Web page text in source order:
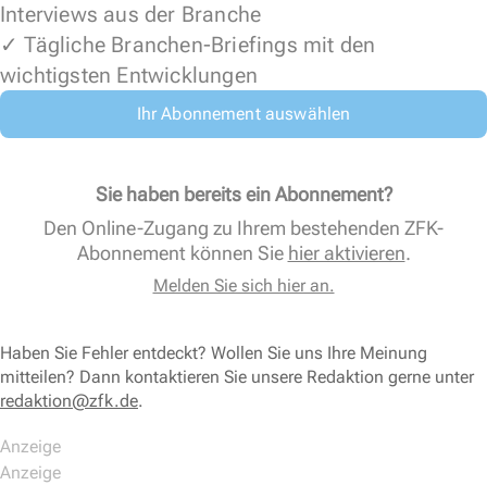
Interviews aus der Branche
✓ Tägliche Branchen-Briefings mit den
wichtigsten Entwicklungen
Ihr Abonnement auswählen
Sie haben bereits ein Abonnement?
Den Online-Zugang zu Ihrem bestehenden ZFK-
Abonnement können Sie hier aktivieren.
Melden Sie sich hier an.
Haben Sie Fehler entdeckt? Wollen Sie uns Ihre Meinung
mitteilen? Dann kontaktieren Sie unsere Redaktion gerne unter
redaktion@zfk.de.